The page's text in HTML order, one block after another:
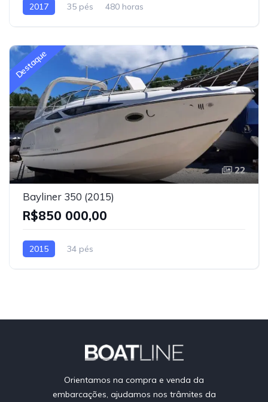
2017 35 pés 480 horas
Destaque
22
Bayliner 350 (2015)
R$850 000,00
2015 34 pés
Orientamos na compra e venda da
embarcações, ajudamos nos trâmites da